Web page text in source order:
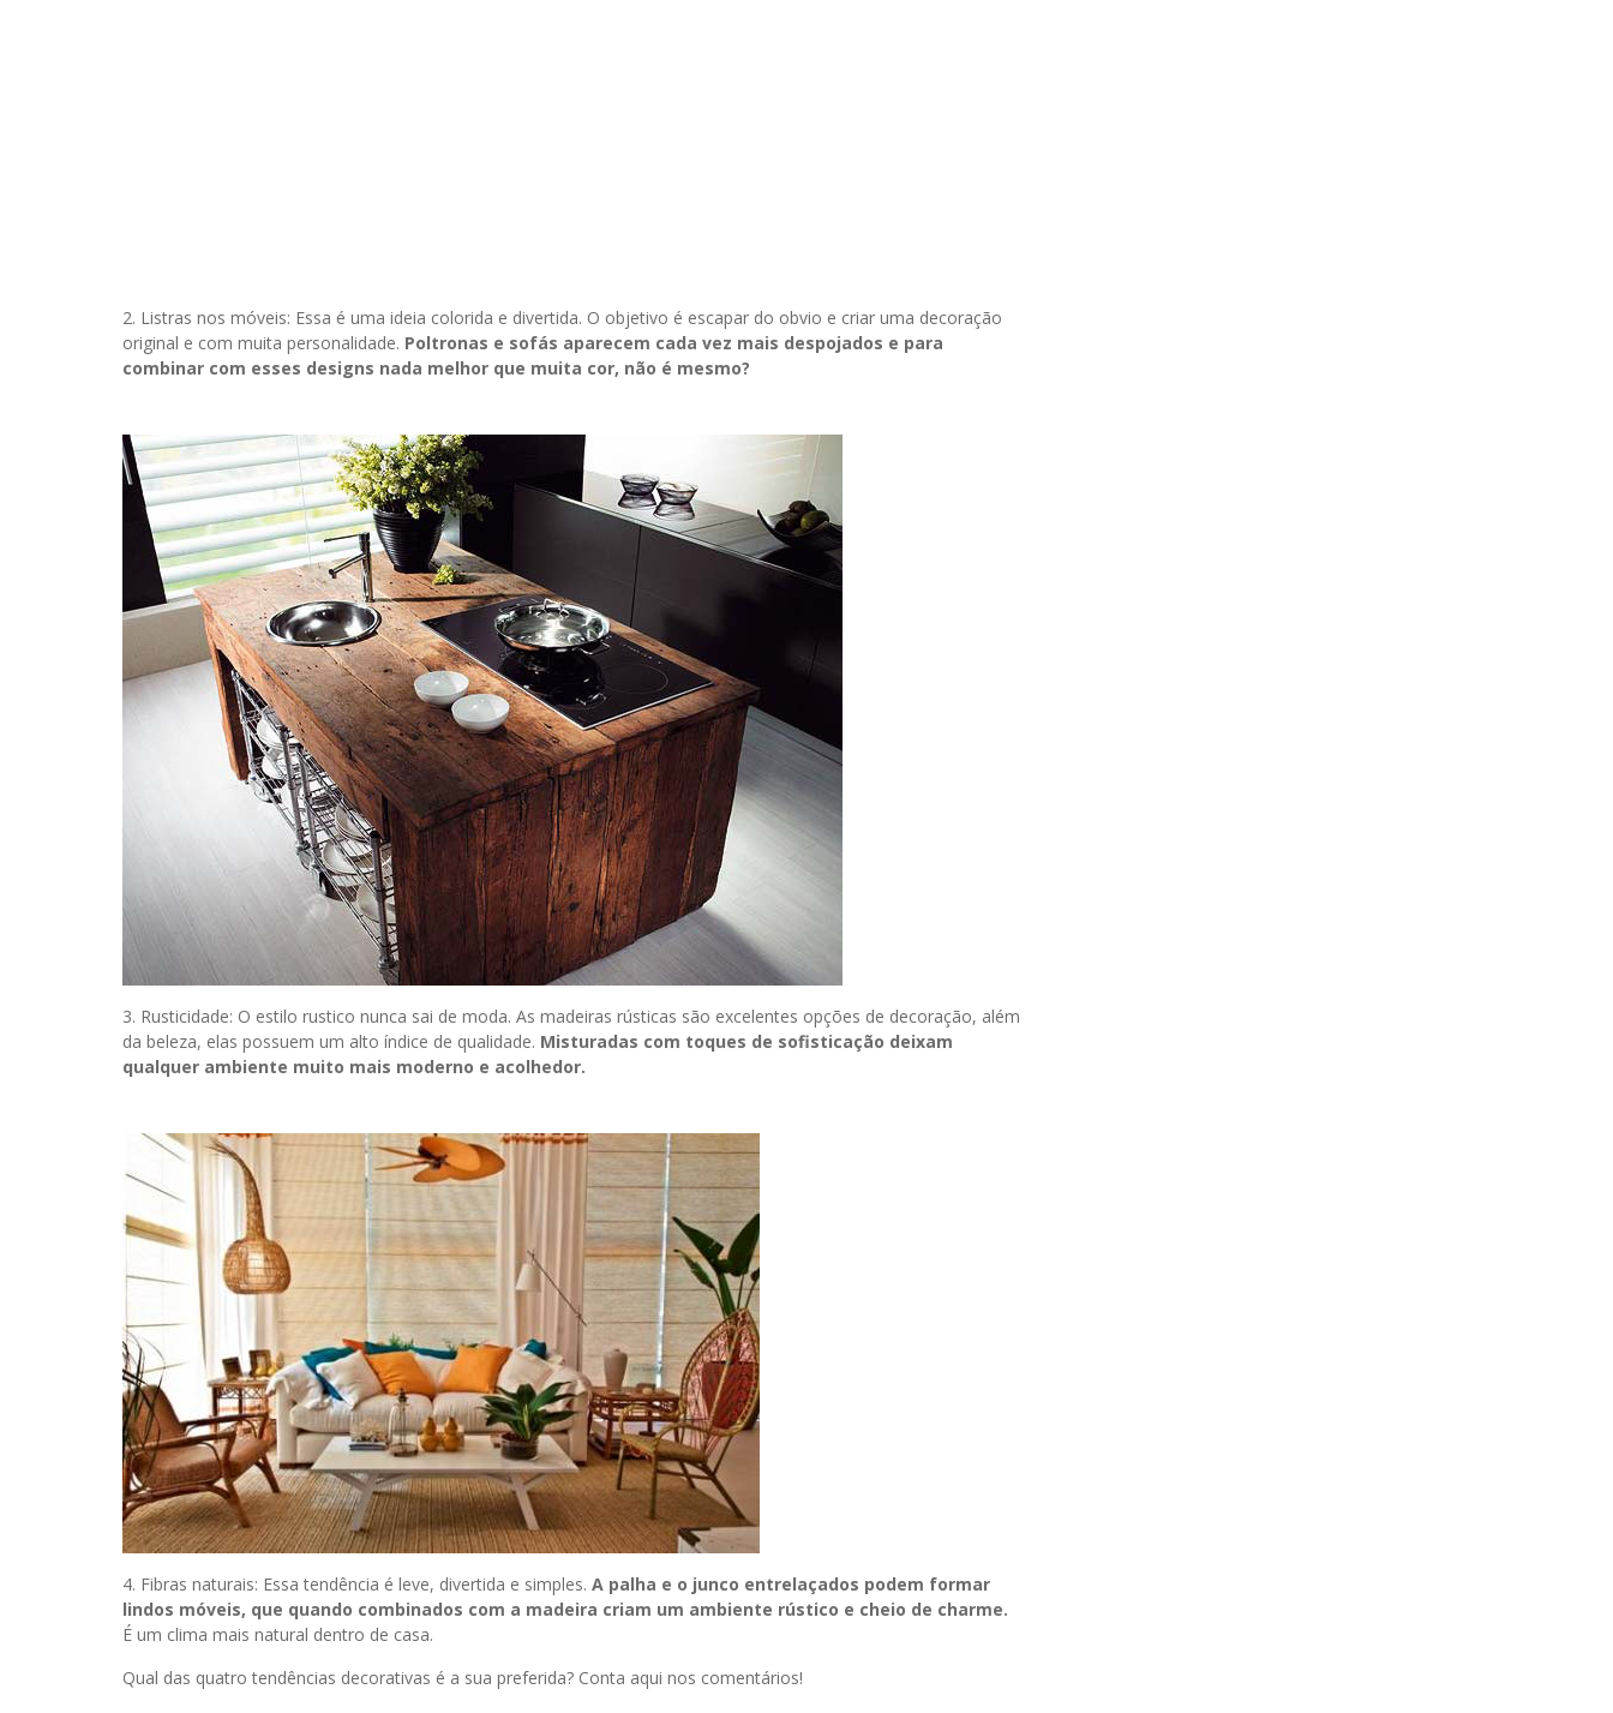
2. Listras nos móveis: Essa é uma ideia colorida e divertida. O objetivo é escapar do obvio e criar uma decoração
original e com muita personalidade. Poltronas e sofás aparecem cada vez mais despojados e para
combinar com esses designs nada melhor que muita cor, não é mesmo?
3. Rusticidade: O estilo rustico nunca sai de moda. As madeiras rústicas são excelentes opções de decoração, além
da beleza, elas possuem um alto índice de qualidade. Misturadas com toques de sofisticação deixam
qualquer ambiente muito mais moderno e acolhedor.
4. Fibras naturais: Essa tendência é leve, divertida e simples. A palha e o junco entrelaçados podem formar
lindos móveis, que quando combinados com a madeira criam um ambiente rústico e cheio de charme.
É um clima mais natural dentro de casa.
Qual das quatro tendências decorativas é a sua preferida? Conta aqui nos comentários!